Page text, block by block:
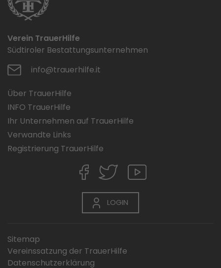
Verein TrauerHilfe
Südtiroler Bestattungsunternehmen
info@trauerhilfe.it
Über TrauerHilfe
INFO TrauerHilfe
Ihr Unternehmen auf TrauerHilfe
Verwandte Links
Registrierung TrauerHilfe
LOGIN
Sitemap
Vereinssatzung der TrauerHilfe
Datenschutzerklärung